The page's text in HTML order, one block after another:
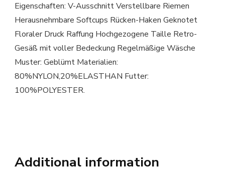
Eigenschaften: V-Ausschnitt Verstellbare Riemen
Herausnehmbare Softcups Rücken-Haken Geknotet
Floraler Druck Raffung Hochgezogene Taille Retro-
Gesäß mit voller Bedeckung Regelmäßige Wäsche
Muster: Geblümt Materialien:
80%NYLON,20%ELASTHAN Futter:
100%POLYESTER.
Additional information